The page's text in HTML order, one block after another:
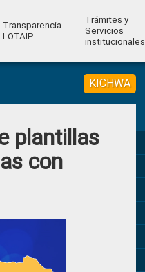
Transparencia-
LOTAIP
Trámites y
Servicios
institucionales
KICHWA
plantillas
con